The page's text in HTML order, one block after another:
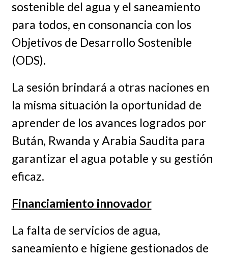
sostenible del agua y el saneamiento
para todos, en consonancia con los
Objetivos de Desarrollo Sostenible
(ODS).
La sesión brindará a otras naciones en
la misma situación la oportunidad de
aprender de los avances logrados por
Bután, Rwanda y Arabia Saudita para
garantizar el agua potable y su gestión
eficaz.
Financiamiento innovador
La falta de servicios de agua,
saneamiento e higiene gestionados de